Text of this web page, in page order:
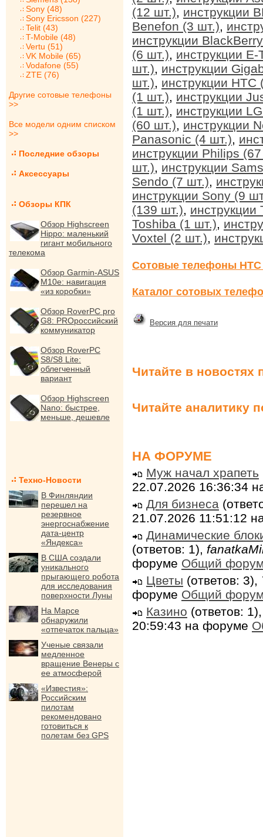
Sony (48)
Sony Ericsson (227)
Telit (43)
T-Mobile (48)
Vertu (51)
VK Mobile (65)
Vodafone (55)
ZTE (76)
Другие сотовые телефоны
>>
Все модели одним списком
>>
Последние обзоры
Аксессуары
Обзоры КПК
Обзор Highscreen
Hippo: маленький
гигант мобильного
телекома
Обзор Garmin-ASUS
M10e: навигация
«из коробки»
Обзор RoverPC pro
G8: PROроссийский
коммуникатор
Обзор RoverPC
S8/S8 Lite:
облегченный
вариант
Обзор Highscreen
Nano: быстрее,
меньше, дешевле
Техно-Новости
В Финляндии
перешел на
резервное
энергоснабжение
дата-центр
«Яндекса»
В США создали
уникального
прыгающего робота
для исследования
поверхности Луны
На Марсе
обнаружили
«отпечаток пальца»
Ученые связали
медленное
вращение Венеры с
ее атмосферой
«Известия»:
Российским
пилотам
рекомендовано
готовиться к
полетам без GPS
(12 шт.), инструкции
Benefon (3 шт.),
инструкции
(6 шт.), инструкции
шт.), инструкции
шт.), инструкции HTC
(1 шт.), инструкции
(1 шт.), инструкции
(60 шт.), инструкции
Panasonic (4 шт.),
инструкции Philips
шт.), инструкции
Sendo (7 шт.),
инструкции Sony (9
(139 шт.), инструкции
Toshiba (1 шт.),
Voxtel (2 шт.),
Сотовые телефоны HTC
Каталог сотовых
Версия для печати
Читайте в новостях
Читайте аналитику
НА ФОРУМЕ
Муж начал храпеть
22.07.2026 16:36:34
Для бизнеса
21.07.2026 11:51:12
Динамические
(ответов: 1),
форуме Общий
Цветы (ответов: 3),
форуме Общий
Казино (ответов:
20:59:43 на форуме